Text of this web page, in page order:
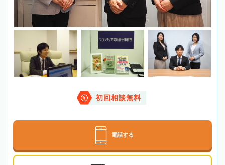
初回相談無料
電話する